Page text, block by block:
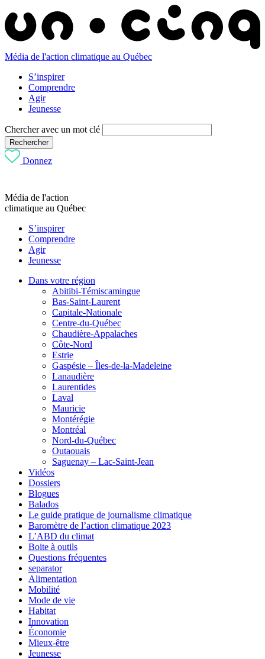
Média de l'action climatique au Québec
S’inspirer
Comprendre
Agir
Jeunesse
Chercher avec un mot clé
Rechercher
Donnez
Média de l'action
climatique au Québec
S’inspirer
Comprendre
Agir
Jeunesse
Dans votre région
Abitibi-Témiscamingue
Bas-Saint-Laurent
Capitale-Nationale
Centre-du-Québec
Chaudière-Appalaches
Côte-Nord
Estrie
Gaspésie – Îles-de-la-Madeleine
Lanaudière
Laurentides
Laval
Mauricie
Montérégie
Montréal
Nord-du-Québec
Outaouais
Saguenay – Lac-Saint-Jean
Vidéos
Dossiers
Blogues
Balados
Le guide pratique de journalisme climatique
Baromètre de l’action climatique 2023
L’ABD du climat
Boite à outils
Questions fréquentes
separator
Alimentation
Mobilité
Mode de vie
Habitat
Innovation
Économie
Mieux-être
Jeunesse